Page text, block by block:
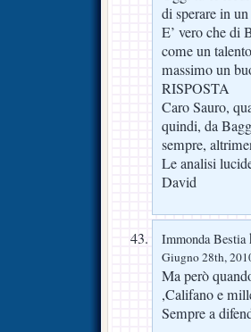
di sperare in
E’ vero che di
come un
massimo un
RISPOSTA
Caro Sauro,
quindi, da
sempre,
Le analisi
David
Immonda Bestia
Giugno 28th,
Ma però
,Califano e
Sempre a